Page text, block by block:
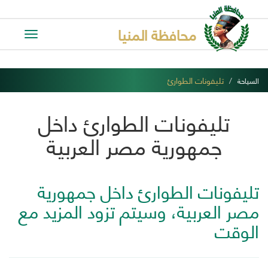
Toggle
محافظة المنيا
السياحة تليفونات الطوارئ
تليفونات الطوارئ داخل
جمهورية مصر العربية
تليفونات الطوارئ داخل جمهورية
مصر العربية، وسيتم تزود المزيد مع
الوقت